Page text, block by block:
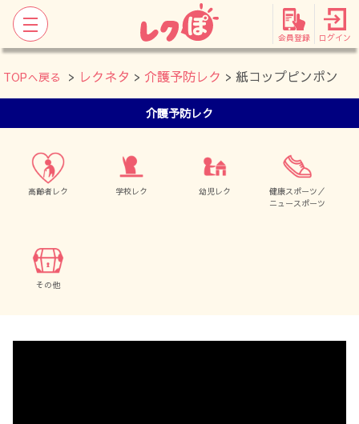
会員登録 ログイン
TOPへ戻る > レクネタ > 介護予防レク > 紙コップピンポン
介護予防レク
高齢者レク 学校レク 幼児レク
健康スポーツ／
ニュースポーツ
その他